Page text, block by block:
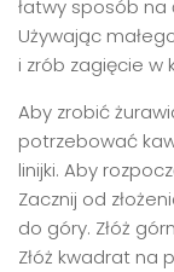
łatwy sposób na
Używając
i zrób zagięcie w
Aby zrobić
potrzebować
linijki. Aby
Zacznij od
do góry. Złóż
Złóż kwadrat na